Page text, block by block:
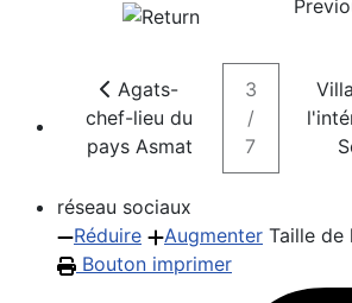
Agats-
chef-lieu du
pays Asmat
3
/
7
réseau sociaux
Réduire
Augmenter Taille de
Bouton imprimer